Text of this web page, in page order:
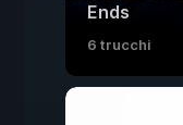
Ends
6 trucchi